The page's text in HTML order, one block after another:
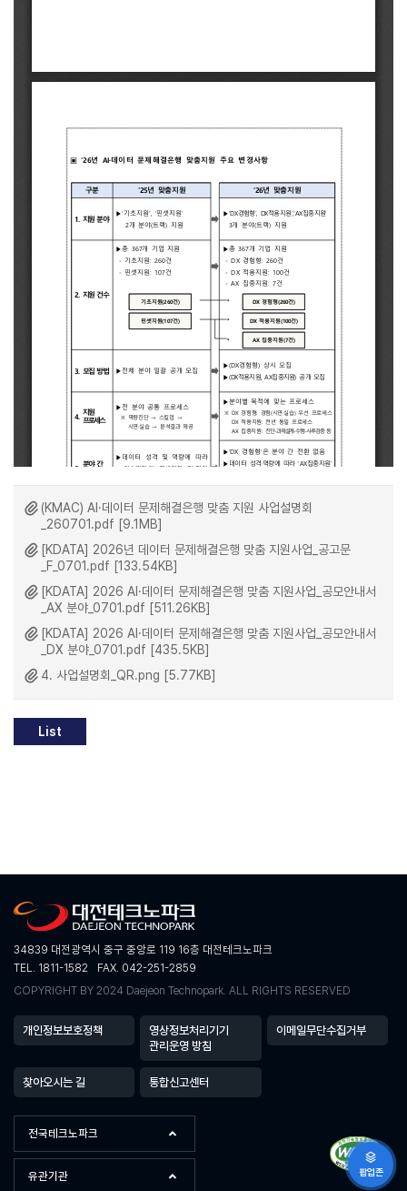
(KMAC) AI·데이터 문제해결은행 맞춤 지원 사업설명회
_260701.pdf [9.1MB]
[KDATA] 2026년 데이터 문제해결은행 맞춤 지원사업_공고문
_F_0701.pdf [133.54KB]
[KDATA] 2026 AI·데이터 문제해결은행 맞춤 지원사업_공모안내서
_AX 분야_0701.pdf [511.26KB]
[KDATA] 2026 AI·데이터 문제해결은행 맞춤 지원사업_공모안내서
_DX 분야_0701.pdf [435.5KB]
4. 사업설명회_QR.png [5.77KB]
List
34839 대전광역시 중구 중앙로 119 16층 대전테크노파크
TEL. 1811-1582
FAX. 042-251-2859
COPYRIGHT BY 2024 Daejeon Technopark. ALL RIGHTS RESERVED
전국테크노파크
유관기관
개인정보보호정책
영상정보처리기기
관리운영 방침
이메일무단수집거부
찾아오시는 길 통합신고센터
팝업존